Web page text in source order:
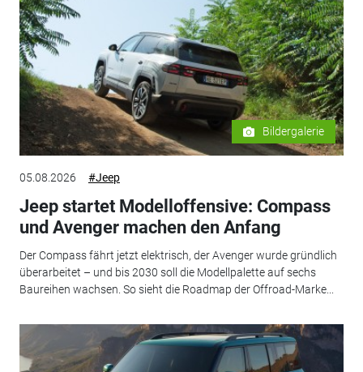
Bildergalerie
05.08.2026 #Jeep
Jeep startet Modelloffensive: Compass
und Avenger machen den Anfang
Der Compass fährt jetzt elektrisch, der Avenger wurde gründlich
überarbeitet – und bis 2030 soll die Modellpalette auf sechs
Baureihen wachsen. So sieht die Roadmap der Offroad-Marke...